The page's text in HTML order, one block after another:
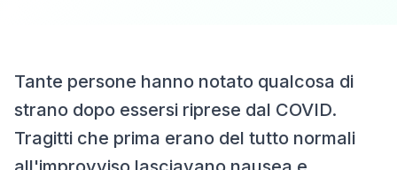
Tante persone hanno notato qualcosa di
strano dopo essersi riprese dal COVID.
Tragitti che prima erano del tutto normali